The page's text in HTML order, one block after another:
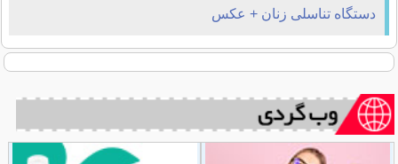
دستگاه تناسلی زنان + عکس